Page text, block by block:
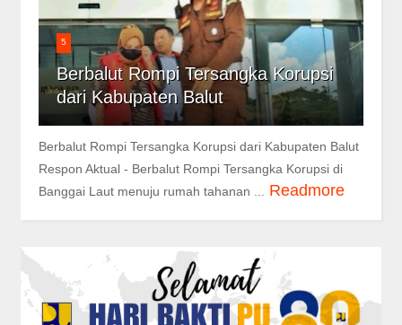
5
Berbalut Rompi Tersangka Korupsi
dari Kabupaten Balut
Berbalut Rompi Tersangka Korupsi dari Kabupaten Balut
Respon Aktual - Berbalut Rompi Tersangka Korupsi di
Banggai Laut menuju rumah tahanan ...
Readmore